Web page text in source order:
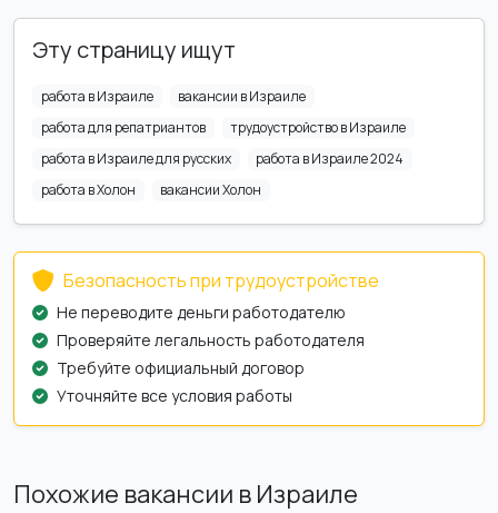
Эту страницу ищут
работа в Израиле
вакансии в Израиле
работа для репатриантов
трудоустройство в Израиле
работа в Израиле для русских
работа в Израиле 2024
работа в Холон
вакансии Холон
Безопасность при трудоустройстве
Не переводите деньги работодателю
Проверяйте легальность работодателя
Требуйте официальный договор
Уточняйте все условия работы
Похожие вакансии в Израиле